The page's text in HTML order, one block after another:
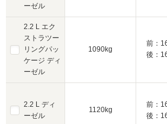
ーゼル
2.2 L エク
ストラツー
リングパッ
ケージ ディ
ーゼル
2.2 L ディ
ーゼル
1090kg
前：
後：
1120kg
前：
後：